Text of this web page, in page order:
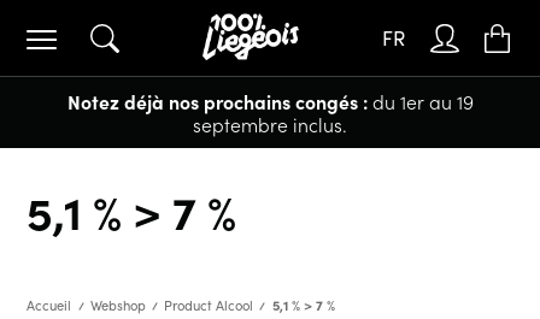
Notez déjà nos prochains congés :du 1er au 19
septembre inclus.
FR
5,1 % > 7 %
Accueil Webshop Product Alcool 5,1 % > 7 %